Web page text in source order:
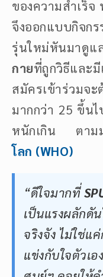
ของความสำเร็จ
จึงออกแบบกิจก
รุ่นใหม่หันมาดู
กายที่ถูกวิธีแล
สมัครเข้าร่วมจ
มากกว่า 25 ขึ้น
หนักเกิน ตามม
โลก (WHO)
“ดีใจมากที่
เป็นแรงผลักดั
จริงจัง ไม่ใช่แ
แข่งกับใจตัวเ